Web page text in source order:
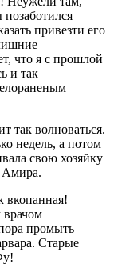
привезти его
что я с прошлой
и так
так волноваться.
недель, а потом
свою хозяйку
Амира.
вкопанная!
врачом
промыть
Старые